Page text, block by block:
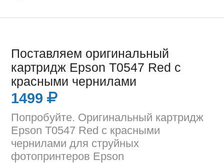
Поставляем оригинальный
картридж Epson T0547 Red с
красными чернилами
1499
Попробуйте. Оригинальный картридж
Epson T0547 Red с красными
чернилами для струйных
фотопринтеров Epson